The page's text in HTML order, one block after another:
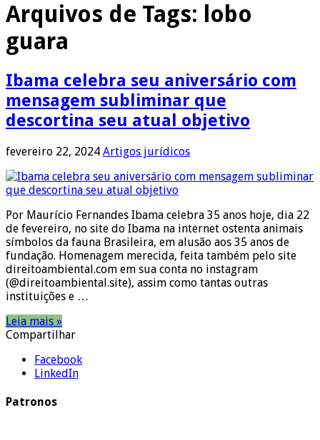
Arquivos de Tags: lobo
guara
Ibama celebra seu aniversário com
mensagem subliminar que
descortina seu atual objetivo
fevereiro 22, 2024 Artigos jurídicos
Por Maurício Fernandes Ibama celebra 35 anos hoje, dia 22
de fevereiro, no site do Ibama na internet ostenta animais
símbolos da fauna Brasileira, em alusão aos 35 anos de
fundação. Homenagem merecida, feita também pelo site
direitoambiental.com em sua conta no instagram
(@direitoambiental.site), assim como tantas outras
instituições e …
Leia mais »
Compartilhar
Facebook
LinkedIn
Patronos